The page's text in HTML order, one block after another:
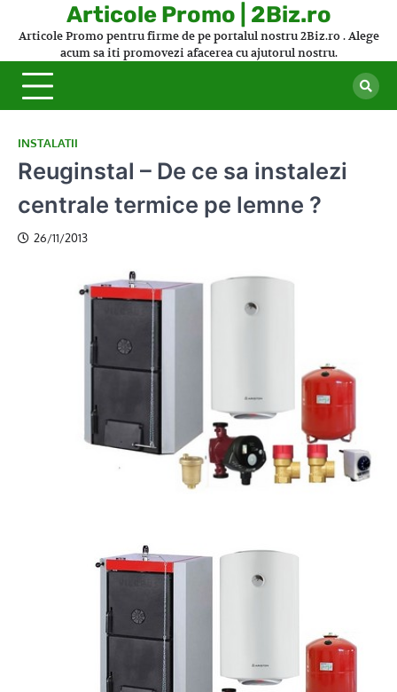
Articole Promo | 2Biz.ro
Articole Promo pentru firme de pe portalul nostru 2Biz.ro . Alege
acum sa iti promovezi afacerea cu ajutorul nostru.
INSTALATII
Reuginstal – De ce sa instalezi
centrale termice pe lemne ?
26/11/2013